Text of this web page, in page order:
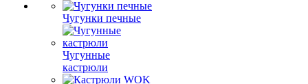
Чугунки печные
Чугунные
кастрюли